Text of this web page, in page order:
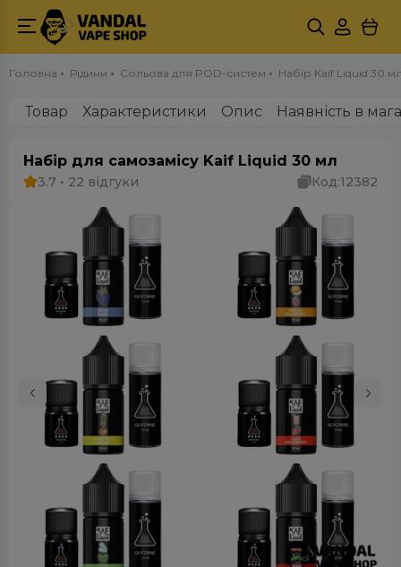
Головна Рідини Сольова для POD-систем Набір Kaif Liquid 30
Товар Характеристики Опис Наявність в
Набір для самозамісу Kaif Liquid 30 мл
3.7 • 22 відгуки Код:12382